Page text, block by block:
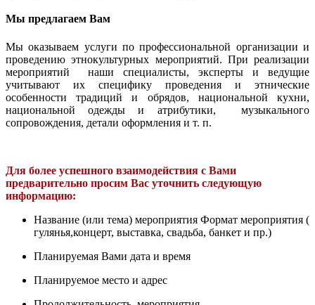
Мы предлагаем Вам
Мы оказываем услуги по профессиональной организации и
проведению этнокультурных мероприятий. При реализации
мероприятий наши специалисты, эксперты и ведущие
учитывают их специфику проведения и этнические
особенности традиций и обрядов, национальной кухни,
национальной одежды и атрибутики, музыкального
сопровождения, детали оформления и т. п.
Для более успешного взаимодействия с Вами
предварительно просим Вас уточнить следующую
информацию:
Название (или тема) мероприятия Формат мероприятия (
гулянья,концерт, выставка, свадьба, банкет и пр.)
Планируемая Вами дата и время
Планируемое место и адрес